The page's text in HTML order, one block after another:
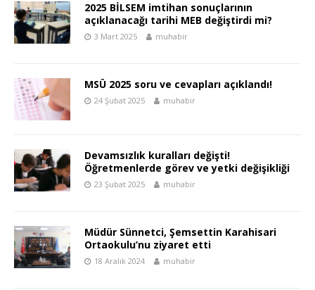
2025 BİLSEM imtihan sonuçlarının
açıklanacağı tarihi MEB değiştirdi mi?
3 Mart 2025 muhabir
MSÜ 2025 soru ve cevapları açıklandı!
24 Şubat 2025 muhabir
Devamsızlık kuralları değişti!
Öğretmenlerde görev ve yetki değişikliği
23 Şubat 2025 muhabir
Müdür Sünnetci, Şemsettin Karahisari
Ortaokulu’nu ziyaret etti
18 Aralık 2024 muhabir